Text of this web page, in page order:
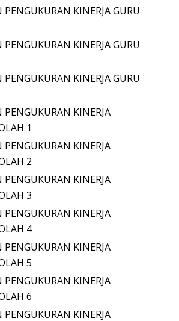
KINERJA GURU
KINERJA GURU
KINERJA GURU
KINERJA
1
KINERJA
2
KINERJA
3
KINERJA
4
KINERJA
5
KINERJA
6
KINERJA